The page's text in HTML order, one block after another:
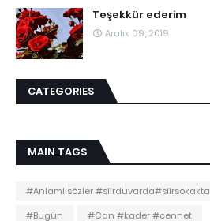
Teşekkür ederim
Aralık 09, 2019
CATEGORIES
MAIN TAGS
#Anlamlısözler #siirduvarda#siirsokakta
#Bugün
#Can #kader #cennet